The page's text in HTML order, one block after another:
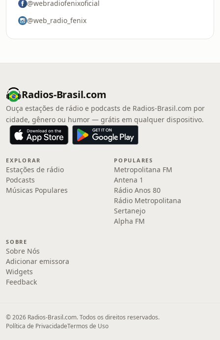
@webradiofenixoficial
@web_radio_fenix
Radios-Brasil.com
Ouça estações de rádio e podcasts de Radios-Brasil.com por
cidade, gênero ou humor — grátis em qualquer dispositivo.
EXPLORAR
Estações de rádio
Podcasts
Músicas Populares
POPULARES
Metropolitana FM
Antena 1
Rádio Anos 80
Rádio Metropolitana
Sertanejo
Alpha FM
SOBRE
Sobre Nós
Adicionar emissora
Widgets
Feedback
© 2026 Radios-Brasil.com. Todos os direitos reservados.
Política de PrivacidadeTermos de Uso